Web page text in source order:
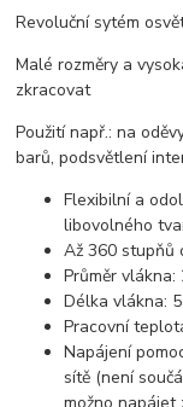
Revoluční sytém
Malé rozměry a
zkracovat
Použití např.: na
barů, podsvětlení
Flexibilní a
libovolného
Až 360 stupňů
Průměr vlákna:
Délka vlákna:
Pracovní
Napájení
sítě (není